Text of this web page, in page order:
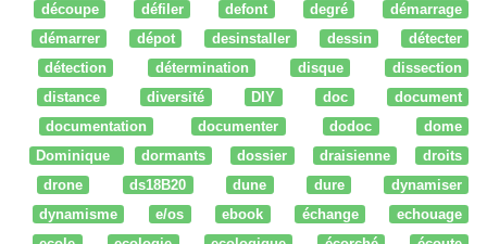
découpe
défiler defont degré
démarrage
démarrer
dépot desinstaller dessin
détecter
détection
détermination disque
dissection
distance
diversité DIY doc
document
documentation
documenter dodoc
dome
Dominique
dormants dossier draisienne
droits
drone
ds18B20 dune dure
dynamiser
dynamisme
e/os ebook échange
echouage